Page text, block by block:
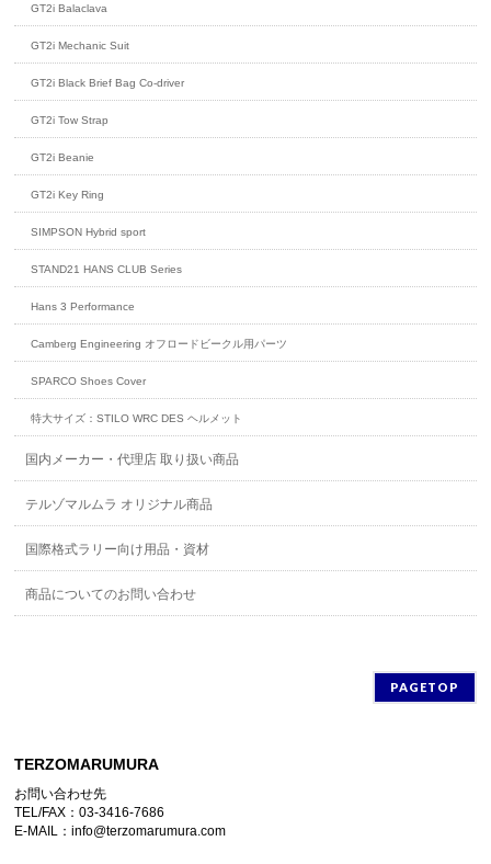
GT2i Balaclava
GT2i Mechanic Suit
GT2i Black Brief Bag Co-driver
GT2i Tow Strap
GT2i Beanie
GT2i Key Ring
SIMPSON Hybrid sport
STAND21 HANS CLUB Series
Hans 3 Performance
Camberg Engineering オフロードビークル用パーツ
SPARCO Shoes Cover
特大サイズ：STILO WRC DES ヘルメット
国内メーカー・代理店 取り扱い商品
テルゾマルムラ オリジナル商品
国際格式ラリー向け用品・資材
商品についてのお問い合わせ
PAGETOP
TERZOMARUMURA
お問い合わせ先
TEL/FAX：03-3416-7686
E-MAIL：info@terzomarumura.com